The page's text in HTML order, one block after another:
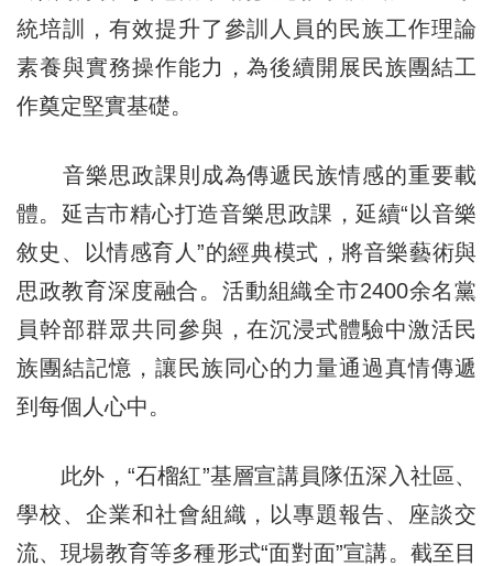
統培訓，有效提升了參訓人員的民族工作理論
素養與實務操作能力，為後續開展民族團結工
作奠定堅實基礎。
音樂思政課則成為傳遞民族情感的重要載
體。延吉市精心打造音樂思政課，延續“以音樂
敘史、以情感育人”的經典模式，將音樂藝術與
思政教育深度融合。活動組織全市2400余名黨
員幹部群眾共同參與，在沉浸式體驗中激活民
族團結記憶，讓民族同心的力量通過真情傳遞
到每個人心中。
此外，“石榴紅”基層宣講員隊伍深入社區、
學校、企業和社會組織，以專題報告、座談交
流、現場教育等多種形式“面對面”宣講。截至目